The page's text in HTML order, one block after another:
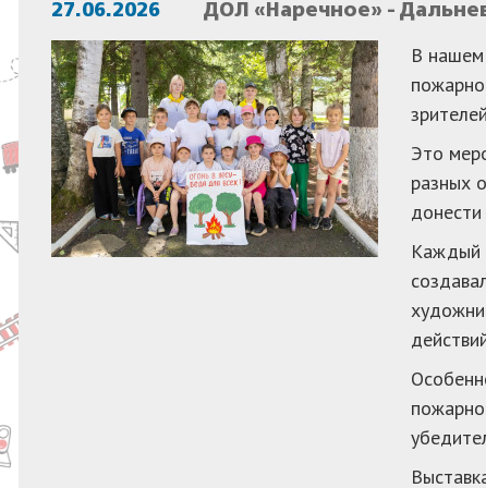
27.06.2026 ДОЛ «Наречное» -
В нашем
Это
разных
Каждый